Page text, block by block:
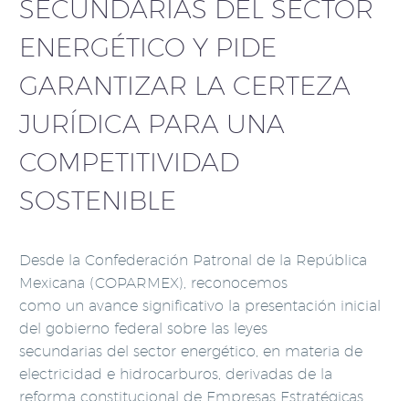
SECUNDARIAS DEL SECTOR
ENERGÉTICO Y PIDE
GARANTIZAR LA CERTEZA
JURÍDICA PARA UNA
COMPETITIVIDAD
SOSTENIBLE
Desde la Confederación Patronal de la República
Mexicana (COPARMEX), reconocemos
como un avance significativo la presentación inicial
del gobierno federal sobre las leyes
secundarias del sector energético, en materia de
electricidad e hidrocarburos, derivadas de la
reforma constitucional de Empresas Estratégicas